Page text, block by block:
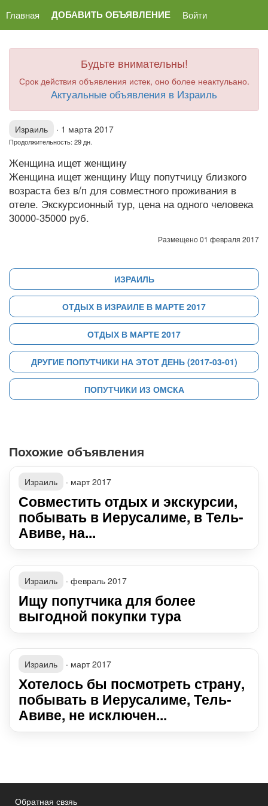
Главная ДОБАВИТЬ ОБЪЯВЛЕНИЕ Войти
Будьте внимательны!
Срок действия объявления истек, оно более неактульано.
Актуальные объявления в Израиль
Израиль · 1 марта 2017
Продолжительность: 29 дн.
Женщина ищет женщину
Женщина ищет женщину Ищу попутчицу близкого
возраста без в/п для совместного проживания в
отеле. Экскурсионный тур, цена на одного человека
30000-35000 руб.
Размещено 01 февраля 2017
ИЗРАИЛЬ
ОТДЫХ В ИЗРАИЛЕ В МАРТЕ 2017
ОТДЫХ В МАРТЕ 2017
ДРУГИЕ ПОПУТЧИКИ НА ЭТОТ ДЕНЬ (2017-03-01)
ПОПУТЧИКИ ИЗ ОМСКА
Похожие объявления
Израиль · март 2017
Совместить отдых и экскурсии,
побывать в Иерусалиме, в Тель-
Авиве, на...
Израиль · февраль 2017
Ищу попутчика для более
выгодной покупки тура
Израиль · март 2017
Хотелось бы посмотреть страну,
побывать в Иерусалиме, Тель-
Авиве, не исключен...
Обратная свзяь